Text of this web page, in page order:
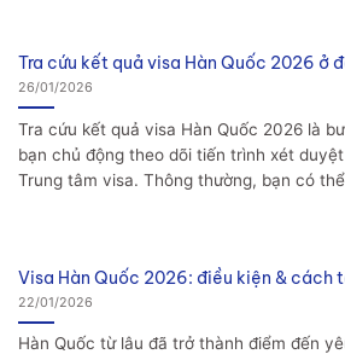
Tra cứu kết quả visa Hàn Quốc 2026 ở
26/01/2026
Tra cứu kết quả visa Hàn Quốc 2026 là
bạn chủ động theo dõi tiến trình xét
Trung tâm visa. Thông thường, bạn có
Visa Hàn Quốc 2026: điều kiện & cách
22/01/2026
Hàn Quốc từ lâu đã trở thành điểm đến